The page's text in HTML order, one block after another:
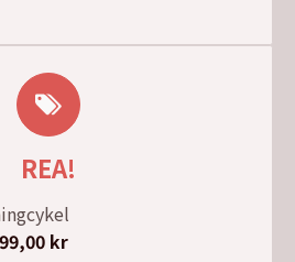
REA!
krDet